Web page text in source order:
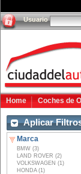
Usuario
Home Coches de
Aplicar
Marca
BMW (3)
LAND ROVER (2)
VOLKSWAGEN (1)
HONDA (1)